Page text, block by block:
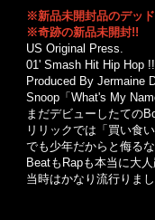
※新品未開封品のデッ
※奇跡の新品未開封!!
US Original Press.
01' Smash Hit Hip Hop !!
Produced By Jermaine
Snoop「What's My
まだデビューしたての
リリックでは「買い食
でも少年だからと侮るな
BeatもRapも本当に大人
当時はかなり流行りまし